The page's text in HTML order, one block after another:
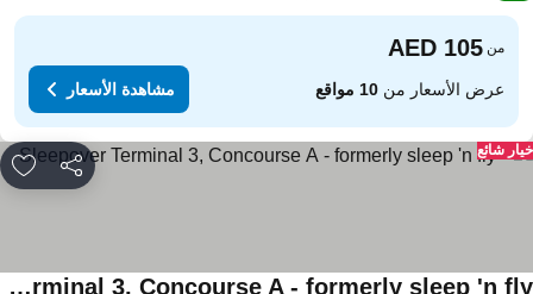
من
عرض الأسعار من10 مواقع مشاهدة الأسعار
مشاركة
شائع
Sleepover Terminal 3, Concourse A - formerly sleep 'n fly